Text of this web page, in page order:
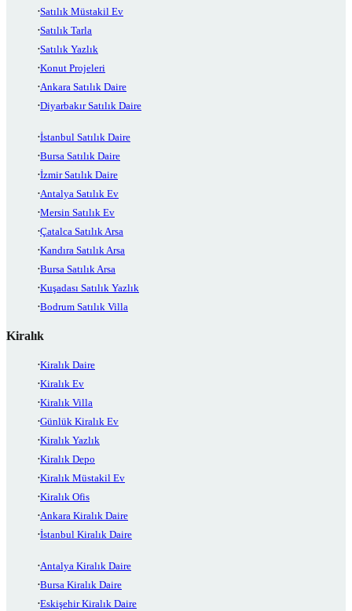
Satılık Müstakil Ev
Satılık Tarla
Satılık Yazlık
Konut Projeleri
Ankara Satılık Daire
Diyarbakır Satılık Daire
İstanbul Satılık Daire
Bursa Satılık Daire
İzmir Satılık Daire
Antalya Satılık Ev
Mersin Satılık Ev
Çatalca Satılık Arsa
Kandıra Satılık Arsa
Bursa Satılık Arsa
Kuşadası Satılık Yazlık
Bodrum Satılık Villa
Kiralık
Kiralık Daire
Kiralık Ev
Kiralık Villa
Günlük Kiralık Ev
Kiralık Yazlık
Kiralık Depo
Kiralık Müstakil Ev
Kiralık Ofis
Ankara Kiralık Daire
İstanbul Kiralık Daire
Antalya Kiralık Daire
Bursa Kiralık Daire
Eskişehir Kiralık Daire